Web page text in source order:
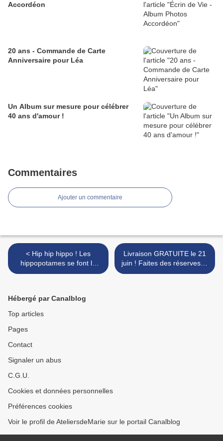
Accordéon
20 ans - Commande de Carte
Anniversaire pour Léa
Un Album sur mesure pour célébrer
40 ans d'amour !
Commentaires
Ajouter un commentaire
< Hip hip hippo ! Les
hippopotames se font la
cour ☺
Livraison GRATUITE le 21
juin ! Faites des réserves et
des économies sur vos
Hébergé par Canalblog
Top articles
Pages
Contact
Signaler un abus
C.G.U.
Cookies et données personnelles
Préférences cookies
Voir le profil de AteliersdeMarie sur le portail Canalblog